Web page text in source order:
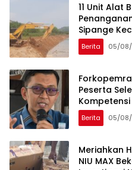
11 Unit Alat
Sipange
Berita 05/
Peserta
Kedekatan
Berita 05/
Meriahkan
NIU MAX